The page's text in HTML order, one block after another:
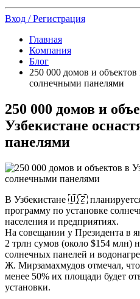
Вход / Регистрация
Главная
Компания
Блог
250 000 домов и объектов
солнечными панелями
250 000 домов и
Узбекистане
панелями
В Узбекистане 🇺🇿
программу по установке
населения и предприятиях.
На совещании у Президента в
2 трлн сумов (около $154 млн)
солнечных панелей и
Ж. Мирзамахмудов отмечал,
менее 50% их площади будет
установки.